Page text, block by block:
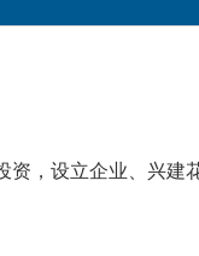
资，设立企业、兴建